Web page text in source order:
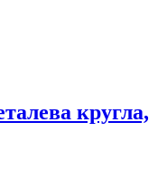
кругла,